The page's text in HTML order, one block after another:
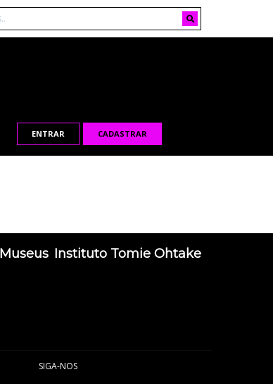
ENTRAR CADASTRAR
Museus Instituto Tomie Ohtake
SIGA-NOS